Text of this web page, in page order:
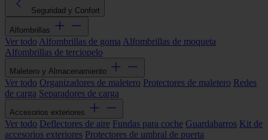
Seguridad y Confort
Alfombrillas
Ver todo Alfombrillas de goma Alfombrillas de moqueta
Alfombrillas de terciopelo
Maletero y Almacenamiento
Ver todo Organizadores de maletero Protectores de maletero Redes
de carga Separadores de carga
Accesorios exteriores
Ver todo Deflectores de aire Fundas para coche Guardabarros Kit de
accesorios exteriores Protectores de umbral de puerta